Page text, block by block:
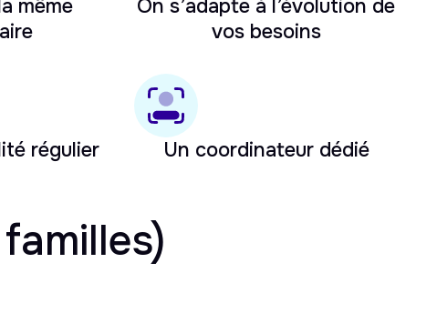
même
On s’adapte à l’évolution de
vos besoins
régulier Un coordinateur dédié